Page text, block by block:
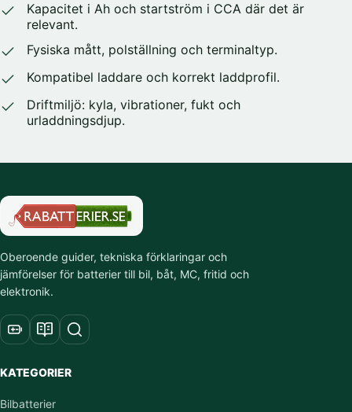
Kapacitet i Ah och startström i CCA där det är
relevant.
Fysiska mått, polställning och terminaltyp.
Kompatibel laddare och korrekt laddprofil.
Driftmiljö: kyla, vibrationer, fukt och
urladdningsdjup.
Oberoende guider, tekniska förklaringar och
jämförelser för batterier till bil, båt, MC, fritid och
elektronik.
KATEGORIER
Bilbatterier